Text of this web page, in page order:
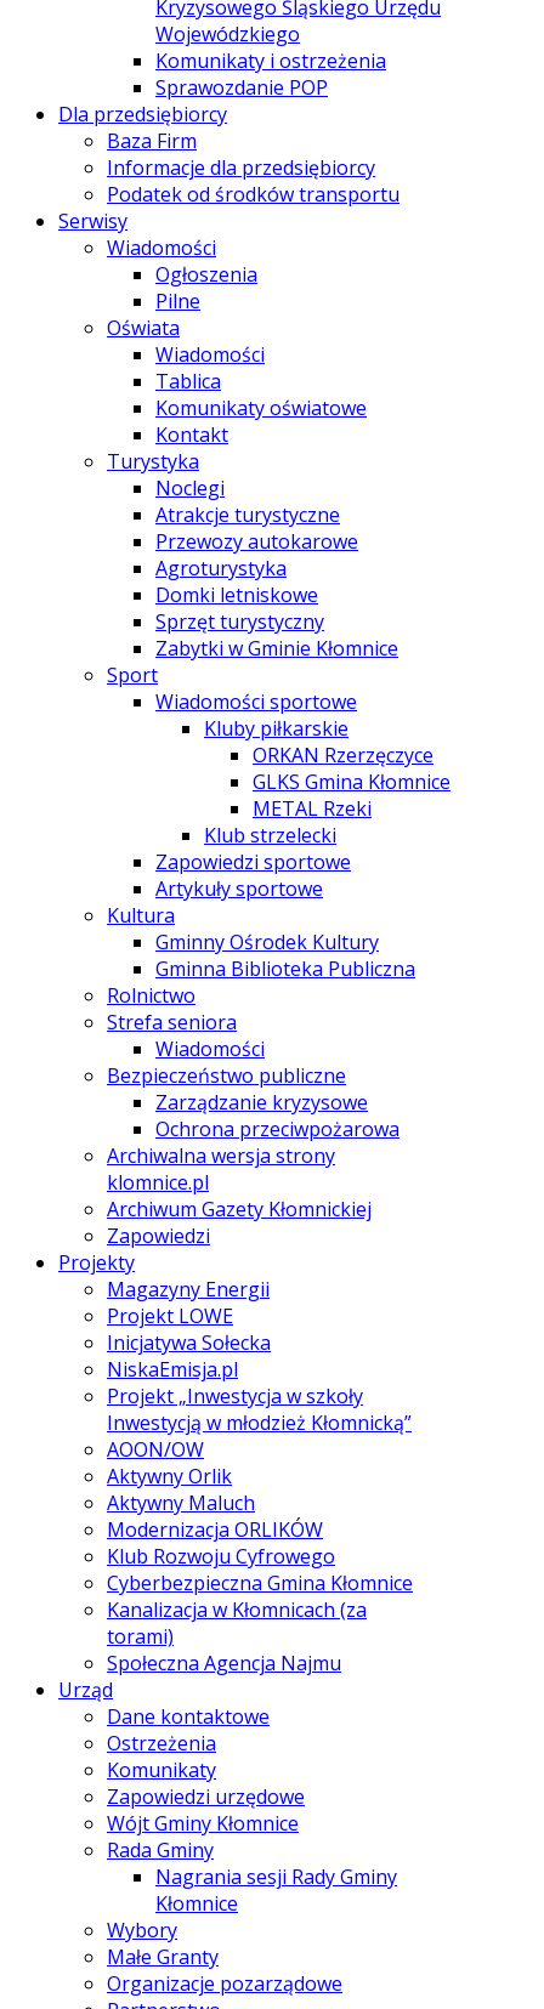
Kryzysowego Śląskiego Urzędu
Wojewódzkiego
Komunikaty i ostrzeżenia
Sprawozdanie POP
Dla przedsiębiorcy
Baza Firm
Informacje dla przedsiębiorcy
Podatek od środków transportu
Serwisy
Wiadomości
Ogłoszenia
Pilne
Oświata
Wiadomości
Tablica
Komunikaty oświatowe
Kontakt
Turystyka
Noclegi
Atrakcje turystyczne
Przewozy autokarowe
Agroturystyka
Domki letniskowe
Sprzęt turystyczny
Zabytki w Gminie Kłomnice
Sport
Wiadomości sportowe
Kluby piłkarskie
ORKAN Rzerzęczyce
GLKS Gmina Kłomnice
METAL Rzeki
Klub strzelecki
Zapowiedzi sportowe
Artykuły sportowe
Kultura
Gminny Ośrodek Kultury
Gminna Biblioteka Publiczna
Rolnictwo
Strefa seniora
Wiadomości
Bezpieczeństwo publiczne
Zarządzanie kryzysowe
Ochrona przeciwpożarowa
Archiwalna wersja strony
klomnice.pl
Archiwum Gazety Kłomnickiej
Zapowiedzi
Projekty
Magazyny Energii
Projekt LOWE
Inicjatywa Sołecka
NiskaEmisja.pl
Projekt „Inwestycja w szkoły
Inwestycją w młodzież Kłomnicką”
AOON/OW
Aktywny Orlik
Aktywny Maluch
Modernizacja ORLIKÓW
Klub Rozwoju Cyfrowego
Cyberbezpieczna Gmina Kłomnice
Kanalizacja w Kłomnicach (za
torami)
Społeczna Agencja Najmu
Urząd
Dane kontaktowe
Ostrzeżenia
Komunikaty
Zapowiedzi urzędowe
Wójt Gminy Kłomnice
Rada Gminy
Nagrania sesji Rady Gminy
Kłomnice
Wybory
Małe Granty
Organizacje pozarządowe